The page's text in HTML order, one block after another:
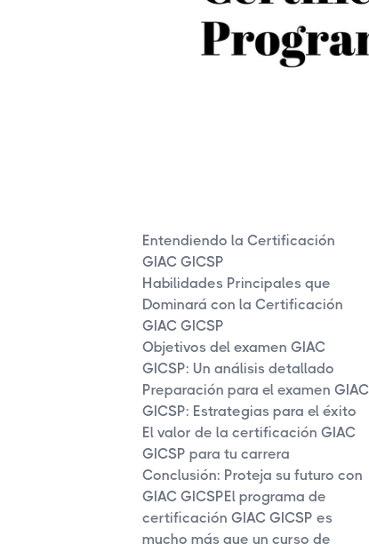
Entendiendo la Certificación
GIAC GICSP
Habilidades Principales que
Dominará con la Certificación
GIAC GICSP
Objetivos del examen GIAC
GICSP: Un análisis detallado
Preparación para el examen GIAC
GICSP: Estrategias para el éxito
El valor de la certificación GIAC
GICSP para tu carrera
Conclusión: Proteja su futuro con
GIAC GICSPEl programa de
certificación GIAC GICSP es
mucho más que un curso de